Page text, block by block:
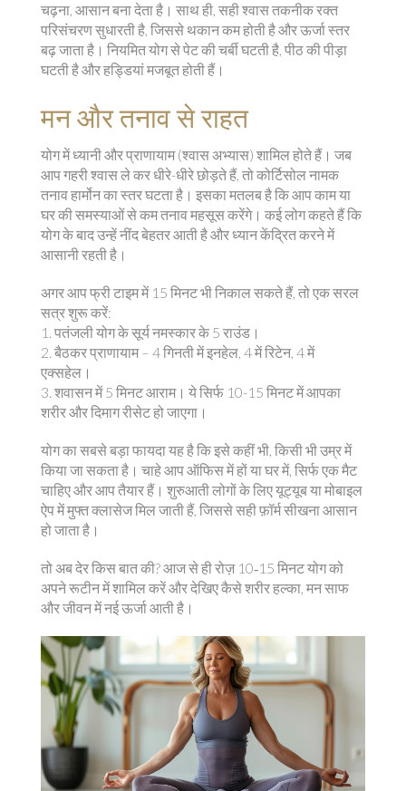
चढ़ना, आसान बना देता है। साथ ही, सही श्वास तकनीक रक्त
परिसंचरण सुधारती है, जिससे थकान कम होती है और ऊर्जा स्तर
बढ़ जाता है। नियमित योग से पेट की चर्बी घटती है, पीठ की पीड़ा
घटती है और हड्डियां मजबूत होती हैं।
मन और तनाव से राहत
योग में ध्यानी और प्राणायाम (श्वास अभ्यास) शामिल होते हैं। जब
आप गहरी श्वास ले कर धीरे-धीरे छोड़ते हैं, तो कोर्टिसोल नामक
तनाव हार्मोन का स्तर घटता है। इसका मतलब है कि आप काम या
घर की समस्याओं से कम तनाव महसूस करेंगे। कई लोग कहते हैं कि
योग के बाद उन्हें नींद बेहतर आती है और ध्यान केंद्रित करने में
आसानी रहती है।
अगर आप फ्री टाइम में 15 मिनट भी निकाल सकते हैं, तो एक सरल
सत्र शुरू करें:
1. पतंजली योग के सूर्य नमस्कार के 5 राउंड।
2. बैठकर प्राणायाम – 4 गिनती में इनहेल, 4 में रिटेन, 4 में
एक्सहेल।
3. शवासन में 5 मिनट आराम। ये सिर्फ 10-15 मिनट में आपका
शरीर और दिमाग रीसेट हो जाएगा।
योग का सबसे बड़ा फायदा यह है कि इसे कहीं भी, किसी भी उम्र में
किया जा सकता है। चाहे आप ऑफिस में हों या घर में, सिर्फ एक मैट
चाहिए और आप तैयार हैं। शुरुआती लोगों के लिए यूट्यूब या मोबाइल
ऐप में मुफ्त क्लासेज मिल जाती हैं, जिससे सही फ़ॉर्म सीखना आसान
हो जाता है।
तो अब देर किस बात की? आज से ही रोज़ 10‑15 मिनट योग को
अपने रूटीन में शामिल करें और देखिए कैसे शरीर हल्का, मन साफ
और जीवन में नई ऊर्जा आती है।